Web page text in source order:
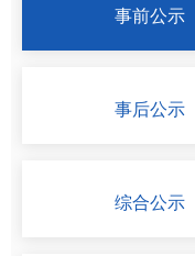
事前公示
事后公示
综合公示